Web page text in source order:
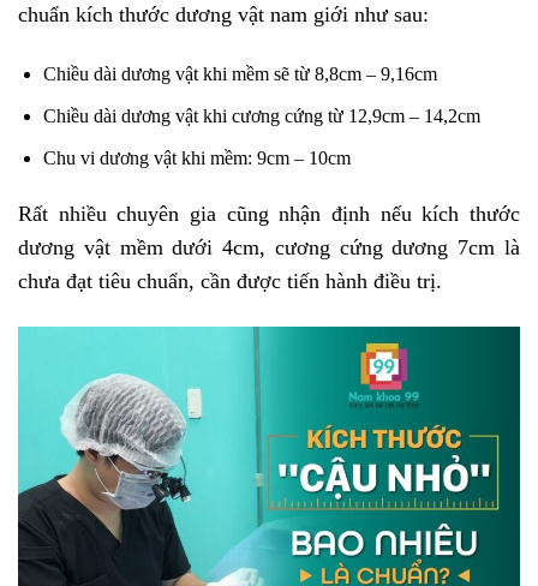
chuẩn kích thước dương vật nam giới như sau:
Chiều dài dương vật khi mềm sẽ từ 8,8cm – 9,16cm
Chiều dài dương vật khi cương cứng từ 12,9cm – 14,2cm
Chu vi dương vật khi mềm: 9cm – 10cm
Rất nhiều chuyên gia cũng nhận định nếu kích thước
dương vật mềm dưới 4cm, cương cứng dương 7cm là
chưa đạt tiêu chuẩn, cần được tiến hành điều trị.